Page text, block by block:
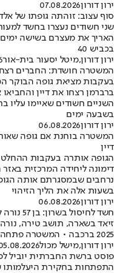
ירון דורון07.08.2026
סוף עצוב: זוהתה גופתו של
שני חשודים נעצרו בחשד
האריך את מעצרם בשישה ימים
בכביש 40
ירון דורון,מיטל יסעור בית-אור
המשטרה חושדת: החברים
בעקבות מציאת גופה הבוקר
ברברמן רצחו את דיין
השניים חשודים שאיימו עליו
בשבעה ימים
ירון דורון06.08.2026
המשטרה בוחנת אם גופה
דיין
הגופה אותרה בעקבות
דימונה ליחידה המרכזית
נרחבים שבמסגרתם אותה
בשעות אלה את הליך הזיהוי
ירון דורון06.08.2026
חשד לחיסול בשרון: בן 57 נורה למוות - שנה לאחר שאשתו נרצחה
זיאד בשארה, תושב טירה,
2025 ברכבה • המשטרה פתחה במצוד אחר החשודים
ירון דורון,מישל מכול
פוסט ברשת החברתית יוביל
התפתחות בחקירת היעלמותו